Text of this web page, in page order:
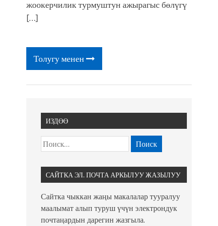
Park'ка 30 миң адам чогулду
жоокерчилик турмуштун ажырагыс бөлүгү
[…]
Толугу менен
ИЗДӨӨ
САЙТКА ЭЛ. ПОЧТА АРКЫЛУУ ЖАЗЫЛУУ
Сайтка чыккан жаңы макалалар тууралуу
маалымат алып туруш үчүн электрондук
почтаңардын дарегин жазгыла.